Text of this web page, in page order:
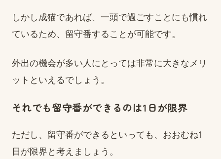
しかし成猫であれば、一頭で過ごすことにも慣れ
ているため、留守番することが可能です。
外出の機会が多い人にとっては非常に大きなメリ
ットといえるでしょう。
それでも留守番ができるのは1日が限界
ただし、留守番ができるといっても、おおむね1
日が限界と考えましょう。